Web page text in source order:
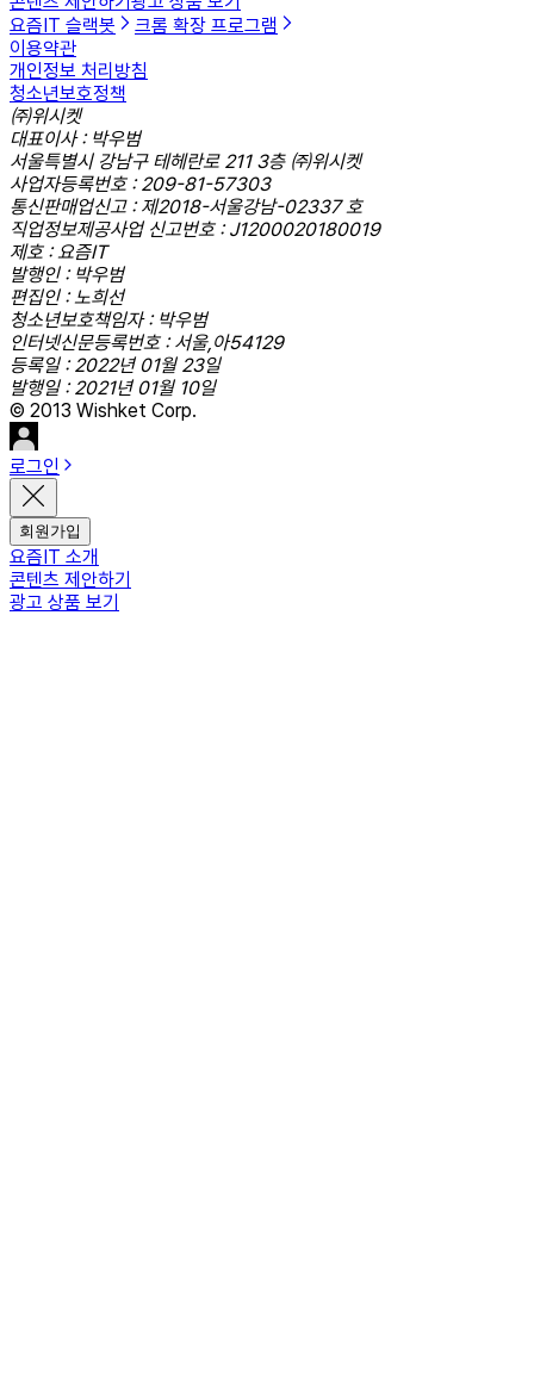
요즘IT 슬랙봇
크롬 확장 프로그램
이용약관
개인정보 처리방침
청소년보호정책
㈜위시켓
대표이사 : 박우범
서울특별시 강남구 테헤란로 211 3층 ㈜위시켓
사업자등록번호 : 209-81-57303
통신판매업신고 : 제2018-서울강남-02337 호
직업정보제공사업 신고번호 : J1200020180019
제호 : 요즘IT
발행인 : 박우범
편집인 : 노희선
청소년보호책임자 : 박우범
인터넷신문등록번호 : 서울,아54129
등록일 : 2022년 01월 23일
발행일 : 2021년 01월 10일
© 2013 Wishket Corp.
로그인
회원가입
요즘IT 소개
콘텐츠 제안하기
광고 상품 보기